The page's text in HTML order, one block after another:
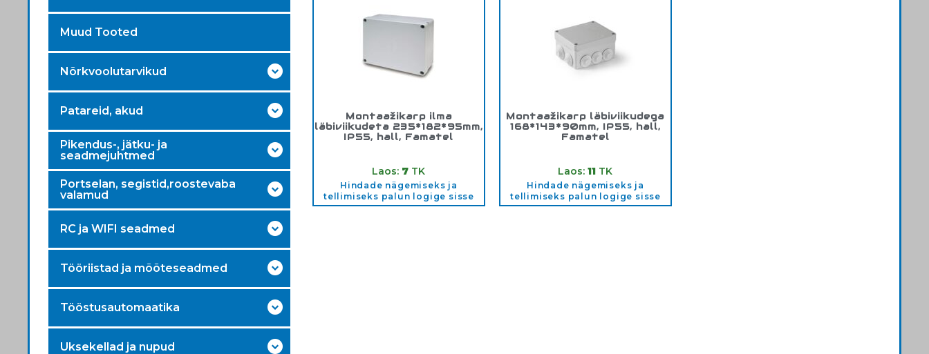
Muud Tooted
Nõrkvoolutarvikud
Patareid, akud
Pikendus-, jätku- ja
seadmejuhtmed
Portselan, segistid,roostevaba
valamud
RC ja WIFI seadmed
Tööriistad ja mõõteseadmed
Tööstusautomaatika
Uksekellad ja nupud
Montaažikarp ilma
läbiviikudeta 235*182*95mm,
IP55, hall, Famatel
Laos: 7 TK
Hindade nägemiseks ja
tellimiseks palun logige sisse
Montaažikarp läbiviikudega
168*143*90mm, IP55, hall,
Famatel
Laos:11 TK
Hindade nägemiseks ja
tellimiseks palun logige sisse